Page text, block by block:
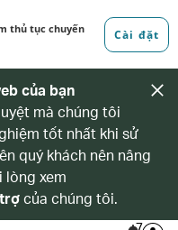
của bạn
mà chúng tôi
tốt nhất khi sử
quý khách nên nâng
lòng xem
của chúng tôi.
7